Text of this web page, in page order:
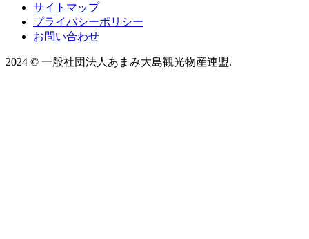
サイトマップ
プライバシーポリシー
お問い合わせ
2024 © 一般社団法人あまみ大島観光物産連盟.